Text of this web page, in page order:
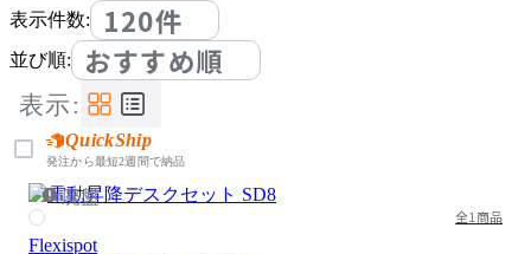
表示件数:
120件
並び順: おすすめ順
表示:
QuickShip
発注から最短2週間で納品
廃盤
全1商品
Flexispot